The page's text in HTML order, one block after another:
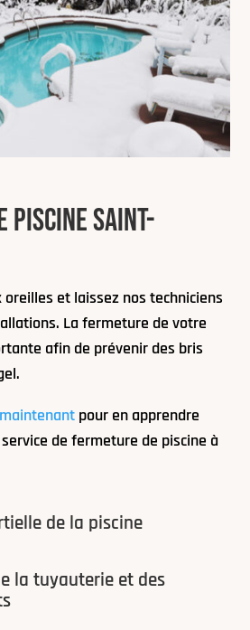
PISCINE SAINT-
oreilles et laissez nos techniciens
La fermeture de votre
afin de prévenir des bris
pour en apprendre
de fermeture de piscine à
de la piscine
la tuyauterie et des